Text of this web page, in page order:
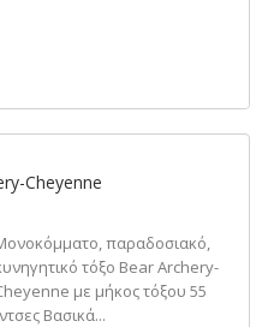
Cheyenne
παραδοσιακό,
τόξο Bear Archery-
με μήκος τόξου 55
Βασικά...